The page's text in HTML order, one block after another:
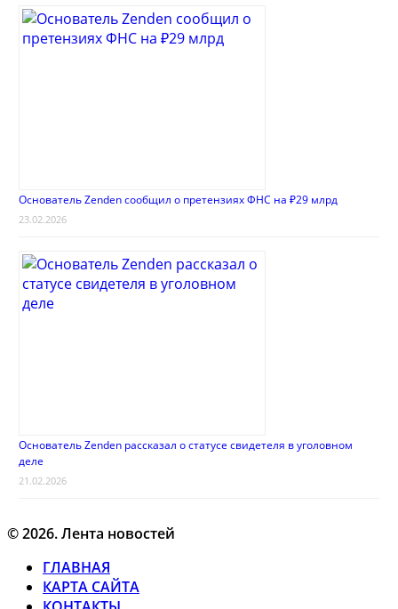
Основатель Zenden сообщил о претензиях ФНС на ₽29 млрд
23.02.2026
Основатель Zenden рассказал о статусе свидетеля в уголовном
деле
21.02.2026
© 2026. Лента новостей
ГЛАВНАЯ
КАРТА САЙТА